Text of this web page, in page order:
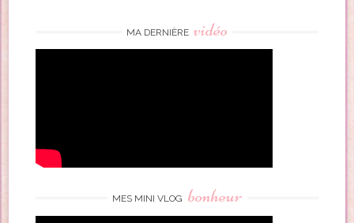
MA DERNIÈRE vidéo
MES MINI VLOG bonheur